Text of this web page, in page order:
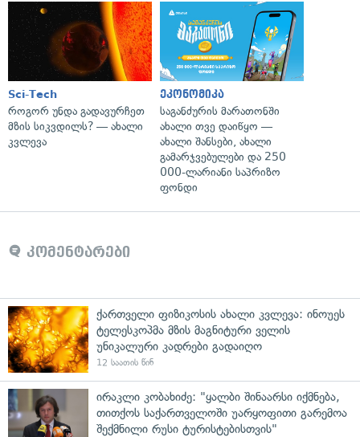
Sci-Tech
როგორ უნდა გადავურჩეთ
მზის სიკვდილს? — ახალი
კვლევა
ეკონომიკა
საგანძურის მარათონში
ახალი თვე დაიწყო —
ახალი შანსები, ახალი
გამარჯვებულები და 250
000-ლარიანი საპრიზო
ფონდი
კომენტარები
ქართველი ფიზიკოსის ახალი კვლევა: ინოუეს
ტელესკოპმა მზის მაგნიტური ველის
უნიკალური კადრები გადაიღო
12 საათის წინ
ირაკლი კობახიძე: "ყალბი შინაარსი იქმნება,
თითქოს საქართველოში უარყოფითი გარემოა
შექმნილი რუსი ტურისტებისთვის"